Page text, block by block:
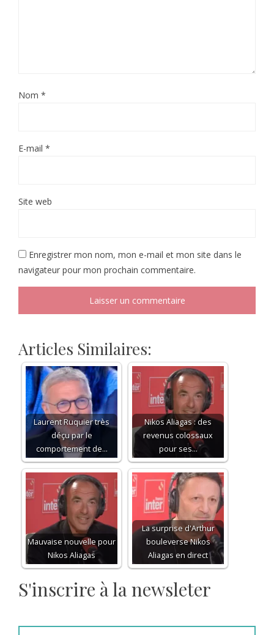
Nom *
E-mail *
Site web
Enregistrer mon nom, mon e-mail et mon site dans le
navigateur pour mon prochain commentaire.
Articles Similaires:
Laurent Ruquier très
déçu par le
comportement de…
Nikos Aliagas : des
revenus colossaux
pour ses…
Mauvaise nouvelle pour
Nikos Aliagas
La surprise d'Arthur
bouleverse Nikos
Aliagas en direct
S'inscrire à la newsleter